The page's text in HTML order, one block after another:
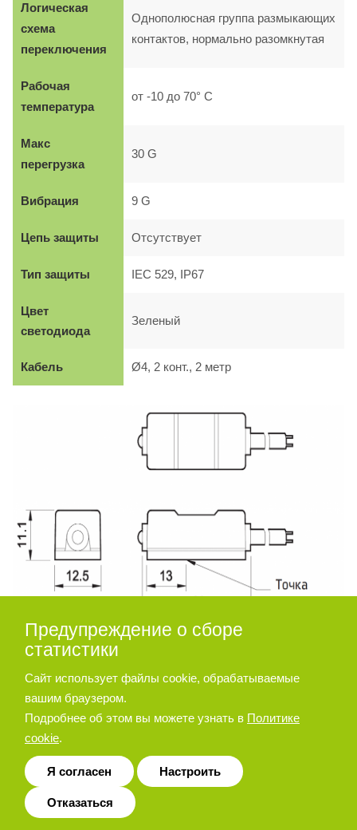
Логическая
схема
переключения
Однополюсная группа размыкающих
контактов, нормально разомкнутая
Рабочая
температура
от -10 до 70° C
Макс
перегрузка
30 G
Вибрация 9 G
Цепь защиты Отсутствует
Тип защиты IEC 529, IP67
Цвет
светодиода
Зеленый
Кабель Ø4, 2 конт., 2 метр
Предупреждение о сборе
статистики
Сайт использует файлы cookie, обрабатываемые
вашим браузером.
Подробнее об этом вы можете узнать в Политике
cookie.
Я согласен Настроить
Отказаться